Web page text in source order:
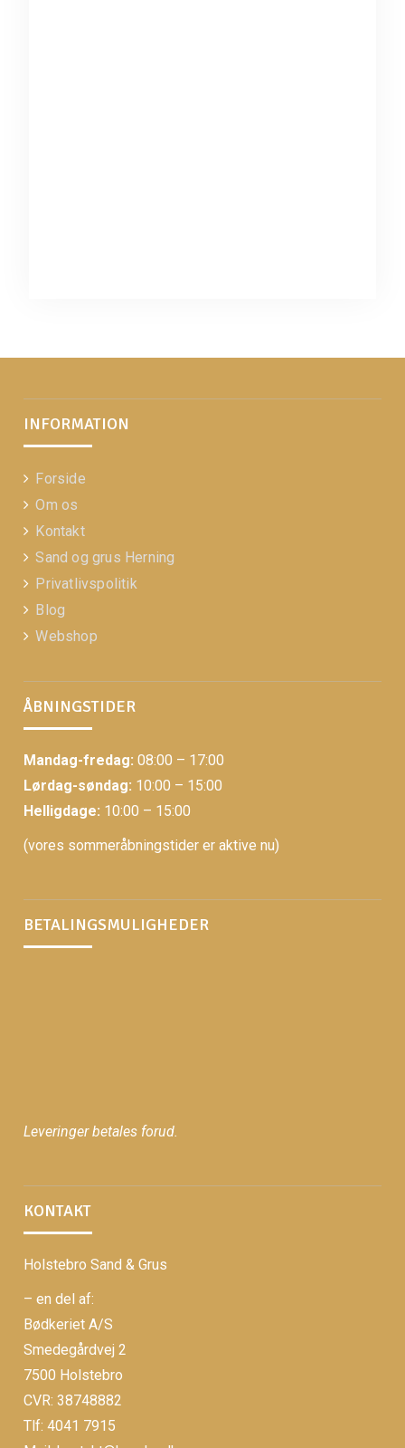
INFORMATION
Forside
Om os
Kontakt
Sand og grus Herning
Privatlivspolitik
Blog
Webshop
ÅBNINGSTIDER
Mandag-fredag:08:00 – 17:00
Lørdag-søndag: 10:00 – 15:00
Helligdage: 10:00 – 15:00
(vores sommeråbningstider er aktive nu)
BETALINGSMULIGHEDER
Leveringer betales forud.
KONTAKT
Holstebro Sand & Grus
– en del af:
Bødkeriet A/S
Smedegårdvej 2
7500 Holstebro
CVR: 38748882
Tlf: 4041 7915